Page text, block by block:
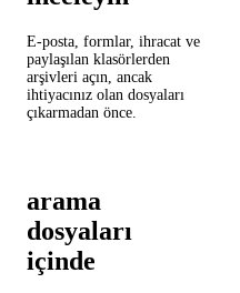
E-posta, formlar, ihracat ve
paylaşılan klasörlerden
arşivleri açın, ancak
ihtiyacınız olan dosyaları
çıkarmadan önce.
arama
dosyaları
içinde